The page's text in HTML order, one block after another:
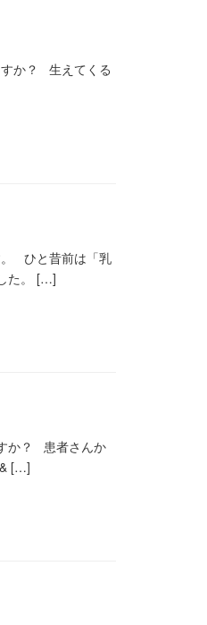
か？ 生えてくる
ひと昔前は「乳
た。 […]
か？ 患者さんか
& […]